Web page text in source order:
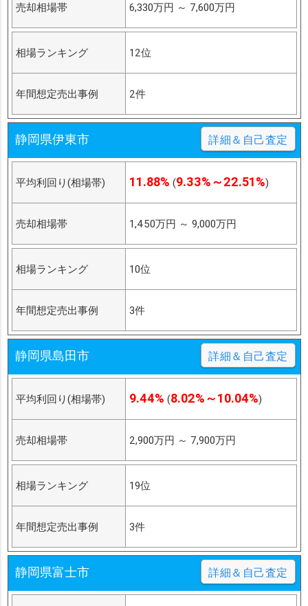
売却相場帯 6,330万円 ～ 7,600万円
相場ランキング 12位
年間想定売出事例 2件
静岡県伊東市 詳細＆自己査定
平均利回り(相場帯) 11.88% (9.33%～22.51%)
売却相場帯 1,450万円 ～ 9,000万円
相場ランキング 10位
年間想定売出事例 3件
静岡県島田市 詳細＆自己査定
平均利回り(相場帯) 9.44% (8.02%～10.04%)
売却相場帯 2,900万円 ～ 7,900万円
相場ランキング 19位
年間想定売出事例 3件
静岡県富士市 詳細＆自己査定